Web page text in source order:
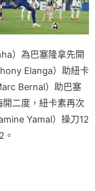
）為巴塞隆拿先開
Elanga）助紐卡
Bernal）助巴塞
二度，紐卡素再次
Yamal）操刀12